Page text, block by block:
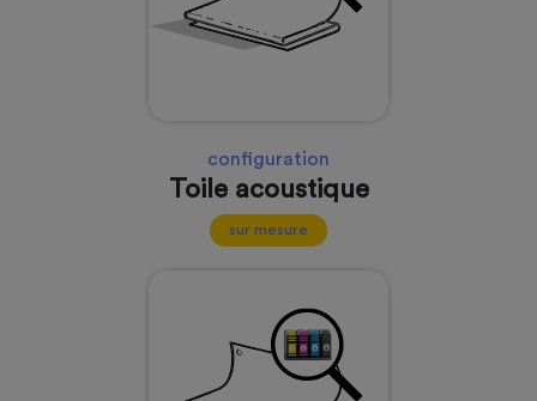
configuration
Toile acoustique
sur mesure